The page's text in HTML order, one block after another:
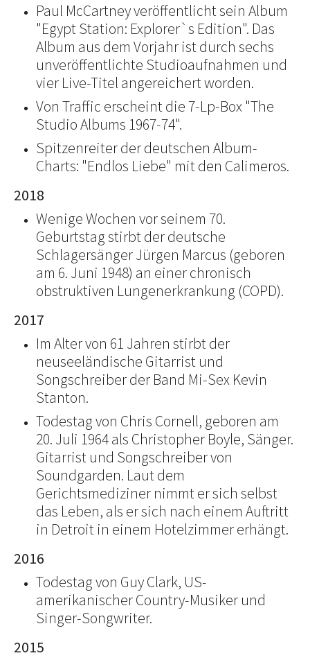
Paul McCartney veröffentlicht sein Album
"Egypt Station: Explorer`s Edition". Das
Album aus dem Vorjahr ist durch sechs
unveröffentlichte Studioaufnahmen und
vier Live-Titel angereichert worden.
Von Traffic erscheint die 7-Lp-Box "The
Studio Albums 1967-74".
Spitzenreiter der deutschen Album-
Charts: "Endlos Liebe" mit den Calimeros.
2018
Wenige Wochen vor seinem 70.
Geburtstag stirbt der deutsche
Schlagersänger Jürgen Marcus (geboren
am 6. Juni 1948) an einer chronisch
obstruktiven Lungenerkrankung (COPD).
2017
Im Alter von 61 Jahren stirbt der
neuseeländische Gitarrist und
Songschreiber der Band Mi-Sex Kevin
Stanton.
Todestag von Chris Cornell, geboren am
20. Juli 1964 als Christopher Boyle, Sänger.
Gitarrist und Songschreiber von
Soundgarden. Laut dem
Gerichtsmediziner nimmt er sich selbst
das Leben, als er sich nach einem Auftritt
in Detroit in einem Hotelzimmer erhängt.
2016
Todestag von Guy Clark, US-
amerikanischer Country-Musiker und
Singer-Songwriter.
2015